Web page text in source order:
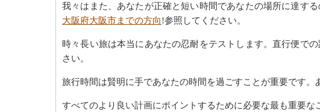
我々はまた、あなたが正確と短い時間であなたの場所に達す
大阪府大阪市までの方向!参照してください。
時々長い旅は本当にあなたの忍耐をテストします。直行便での
さい。
旅行時間は賢明に手であなたの時間を過ごすことが重要です。
すべてのより良い計画にポイントするために必要な最も重要